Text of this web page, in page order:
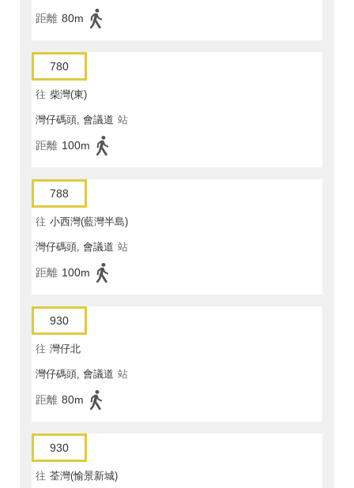
距離 80m
780
往 柴灣(東)
灣仔碼頭, 會議道 站
距離 100m
788
往 小西灣(藍灣半島)
灣仔碼頭, 會議道 站
距離 100m
930
往 灣仔北
灣仔碼頭, 會議道 站
距離 80m
930
往 荃灣(愉景新城)